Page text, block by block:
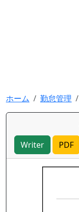
ホーム 勤怠管理
Writer PDF